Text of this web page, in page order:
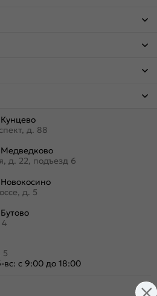
д. 88
д. 22, подъезд 6
д. 5
4
5
вс: с 9:00 до 18:00